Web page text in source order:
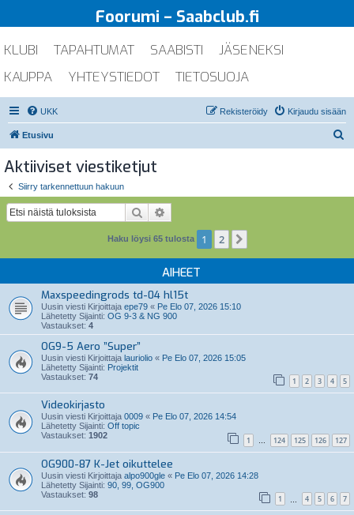
Foorumi – Saabclub.fi
KLUBI TAPAHTUMAT SAABISTI
JÄSENEKSI
KAUPPA
YHTEYSTIEDOT TIETOSUOJA
UKK Kirjaudu sisään
Rekisteröidy
Etusivu
Aktiiviset viestiketjut
Siirry tarkennettuun hakuun
Etsi
Haku löysi 65 tulosta 1 2
AIHEET
Maxspeedingrods td-04 hl15t
Uusin viesti Kirjoittaja epe79 « Pe Elo 07, 2026 15:10
Lähetetty Sijainti: OG 9-3 & NG 900
Vastaukset: 4
OG9-5 Aero ”Super”
Uusin viesti Kirjoittaja lauriolio « Pe Elo 07, 2026 15:05
Lähetetty Sijainti: Projektit
Vastaukset: 74 1 2 3 4 5
Videokirjasto
Uusin viesti Kirjoittaja 0009 « Pe Elo 07, 2026 14:54
Lähetetty Sijainti: Off topic
Vastaukset: 1902 1 … 124 125 126 127
OG900-87 K-Jet oikuttelee
Uusin viesti Kirjoittaja alpo900gle « Pe Elo 07, 2026 14:28
Lähetetty Sijainti: 90, 99, OG900
Vastaukset: 98 1 4 5 6 7